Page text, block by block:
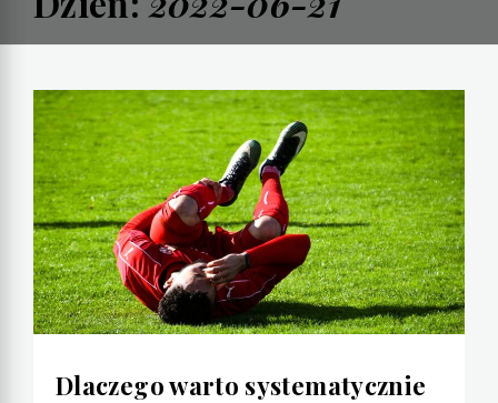
Dlaczego warto systematycznie